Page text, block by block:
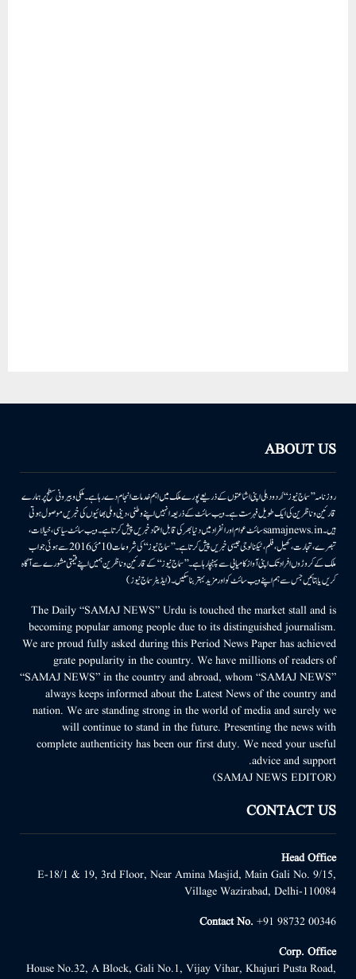
ABOUT US
روزنامہ ’’سماج نیوز‘‘ اُردو دہلی اپنی اشاعتوں کے ذریعے پورے ملک میں اہم خدمات انجام دے رہا ہے۔ ملکی وبیرونی سطح پر ہمارے
قارئین وناظرین کی ایک طویل فہرست ہے۔ ویب سائٹ کے ذریعہ انہیں اپنے وطنی، دینی وملی بھائیوں کی خبریں موصول ہوتی
ہیں۔samajnews.inسائٹ عوام اور انفراد میں دنیا بھر کی قابل اعتماد خبریں پیش کرتا ہے۔ ویب سائٹ سیاسی، خیالات،
تبصرے، تجارت، کھیل، فلم، ٹیکنالوجی جیسی خبریں پیش کرتا ہے۔ ’’سماج نیوز‘‘ کی شروعات 10مئی 2016 سے ہوئی جو اب
ملک کے کروڑوں افراد تک اپنی آواز کامیابی سے پہنچا رہا ہے۔ ’’سماج نیوز‘‘ کے قارئین وناظرین ہمیں اپنے قیمتی مشورے سے آگاہ
کریں یا بتائیں جس سے ہم اپنے ویب سائٹ کو اور مزید بہتر بناسکیں۔ (ایڈیٹر سماج نیوز)
The Daily “SAMAJ NEWS” Urdu is touched the market stall and is
becoming popular among people due to its distinguished journalism.
We are proud fully asked during this Period News Paper has achieved
grate popularity in the country. We have millions of readers of
“SAMAJ NEWS” in the country and abroad, whom “SAMAJ NEWS”
always keeps informed about the Latest News of the country and
nation. We are standing strong in the world of media and surely we
will continue to stand in the future. Presenting the news with
complete authenticity has been our first duty. We need your useful
advice and support.
(SAMAJ NEWS EDITOR)
CONTACT US
Head Office
E-18/1 & 19, 3rd Floor, Near Amina Masjid, Main Gali No. 9/15,
Village Wazirabad, Delhi-110084
Contact No. +91 98732 00346
Corp. Office
House No.32, A Block, Gali No.1, Vijay Vihar, Khajuri Pusta Road,